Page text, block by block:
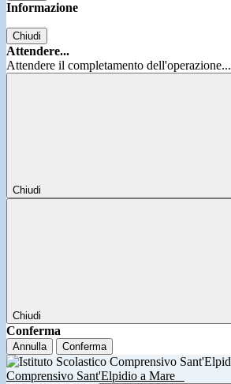
Informazione
Chiudi
Attendere...
Attendere il completamento dell'operazione...
Chiudi
Chiudi
Conferma
Annulla Conferma
Comprensivo Sant'Elpidio a Mare